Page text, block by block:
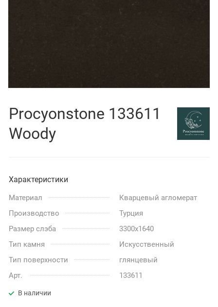
Procyonstone 133611
Woody
Характеристики
Материал
Кварцевый агломерат
Производство
Турция
Размер слэба
3300x1640
Тип камня
Искусственный
Тип поверхности
глянцевый
Арт.
133611
В наличии